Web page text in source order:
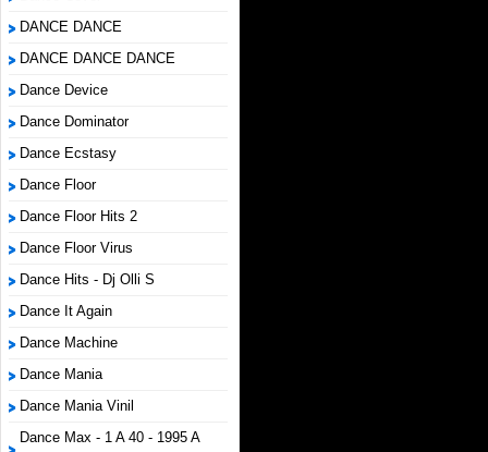
DANCE DANCE
DANCE DANCE DANCE
Dance Device
Dance Dominator
Dance Ecstasy
Dance Floor
Dance Floor Hits 2
Dance Floor Virus
Dance Hits - Dj Olli S
Dance It Again
Dance Machine
Dance Mania
Dance Mania Vinil
Dance Max - 1 A 40 - 1995 A